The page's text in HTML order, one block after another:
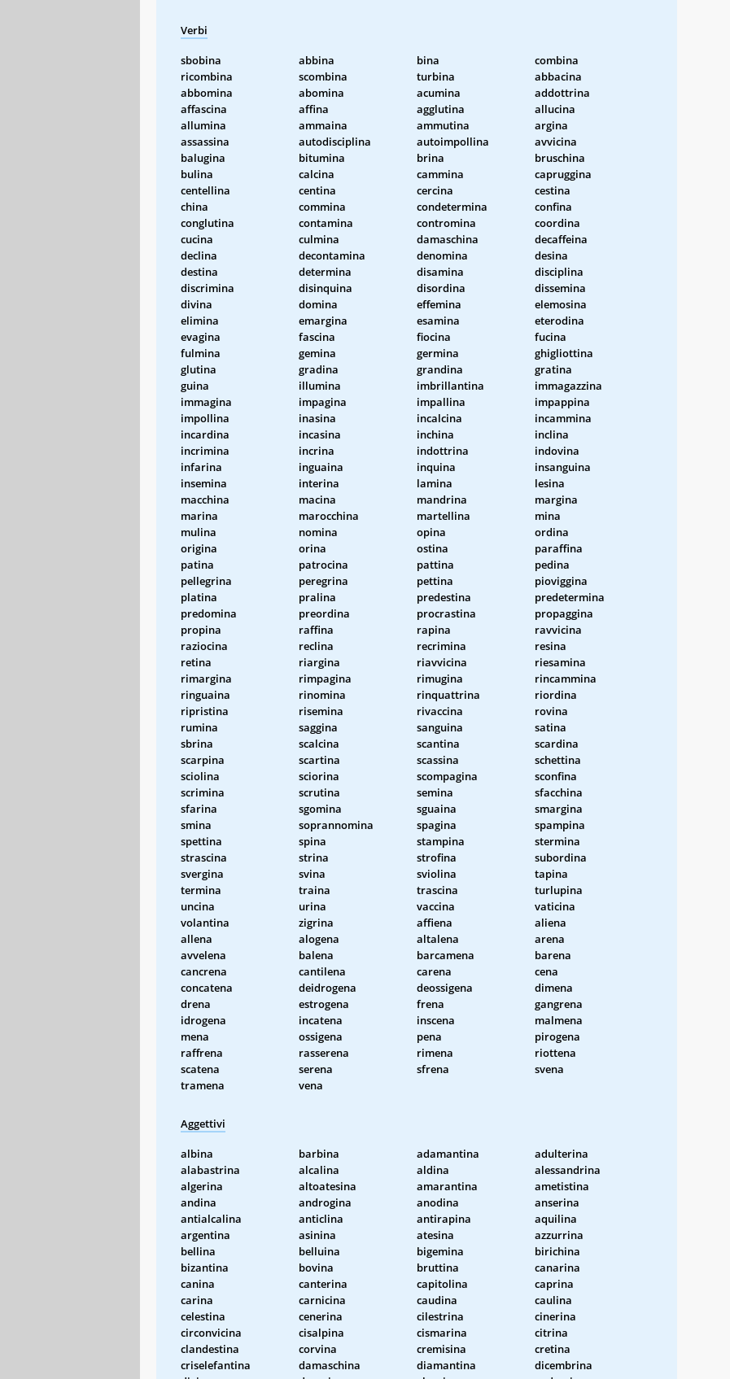
Verbi
sbobina abbina bina
combina
ricombina
scombina turbina
abbacina
abbomina
abomina acumina
addottrina
affascina
affina agglutina
allucina
allumina
ammaina ammutina
argina
assassina
autodisciplina autoimpollina
avvicina
balugina
bitumina brina
bruschina
bulina
calcina cammina
capruggina
centellina
centina cercina
cestina
china
commina condetermina
confina
conglutina
contamina contromina
coordina
cucina
culmina damaschina
decaffeina
declina
decontamina denomina
desina
destina
determina disamina
disciplina
discrimina
disinquina disordina
dissemina
divina
domina effemina
elemosina
elimina
emargina esamina
eterodina
evagina
fascina fiocina
fucina
fulmina
gemina germina
ghigliottina
glutina
gradina grandina
gratina
guina
illumina imbrillantina
immagazzina
immagina
impagina impallina
impappina
impollina
inasina incalcina
incammina
incardina
incasina inchina
inclina
incrimina
incrina indottrina
indovina
infarina
inguaina inquina
insanguina
insemina
interina lamina
lesina
macchina
macina mandrina
margina
marina
marocchina martellina
mina
mulina
nomina opina
ordina
origina
orina ostina
paraffina
patina
patrocina pattina
pedina
pellegrina
peregrina pettina
pioviggina
platina
pralina predestina
predetermina
predomina
preordina procrastina
propaggina
propina
raffina rapina
ravvicina
raziocina
reclina recrimina
resina
retina
riargina riavvicina
riesamina
rimargina
rimpagina rimugina
rincammina
ringuaina
rinomina rinquattrina
riordina
ripristina
risemina rivaccina
rovina
rumina
saggina sanguina
satina
sbrina
scalcina scantina
scardina
scarpina
scartina scassina
schettina
sciolina
sciorina scompagina
sconfina
scrimina
scrutina semina
sfacchina
sfarina
sgomina sguaina
smargina
smina
soprannomina spagina
spampina
spettina
spina stampina
stermina
strascina
strina strofina
subordina
svergina
svina sviolina
tapina
termina
traina trascina
turlupina
uncina
urina vaccina
vaticina
volantina
zigrina affiena
aliena
allena
alogena altalena
arena
avvelena
balena barcamena
barena
cancrena
cantilena carena
cena
concatena
deidrogena deossigena
dimena
drena
estrogena frena
gangrena
idrogena
incatena inscena
malmena
mena
ossigena pena
pirogena
raffrena
rasserena rimena
riottena
scatena
serena sfrena
svena
tramena
vena
Aggettivi
albina barbina adamantina
adulterina
alabastrina
alcalina aldina
alessandrina
algerina
altoatesina amarantina
ametistina
andina
androgina anodina
anserina
antialcalina
anticlina antirapina
aquilina
argentina
asinina atesina
azzurrina
bellina
belluina bigemina
birichina
bizantina
bovina bruttina
canarina
canina
canterina capitolina
caprina
carina
carnicina caudina
caulina
celestina
cenerina cilestrina
cinerina
circonvicina
cisalpina cismarina
citrina
clandestina
corvina cremisina
cretina
criselefantina
damaschina diamantina
dicembrina